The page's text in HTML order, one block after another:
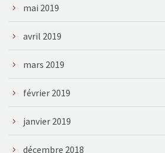
mai 2019
avril 2019
mars 2019
février 2019
janvier 2019
décembre 2018